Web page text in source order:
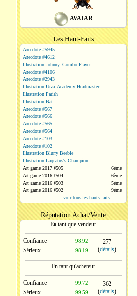
AVATAR
Les Haut-Faits
Anecdote #5945
Anecdote #4612
Illustration Johnny, Combo Player
Anecdote #4106
Anecdote #2943
Illustration Urza, Academy Headmaster
Illustration Pariah
Illustration Bat
Anecdote #567
Anecdote #566
Anecdote #565
Anecdote #564
Anecdote #103
Anecdote #102
Illustration Blurry Beeble
Illustration Laquatus's Champion
Art game 2017 #505
6ème
Art game 2016 #504
6ème
Art game 2016 #503
5ème
Art game 2016 #502
9ème
voir tous les hauts faits
Réputation Achat/Vente
En tant que vendeur
Confiance 98.92
277
(détails)
Sérieux 98.19
En tant qu'acheteur
Confiance 99.72
362
(détails)
Sérieux 99.59